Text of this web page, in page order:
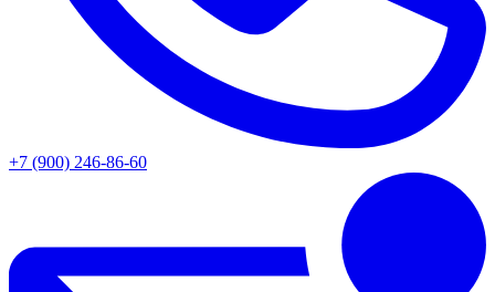
+7 (900) 246-86-60